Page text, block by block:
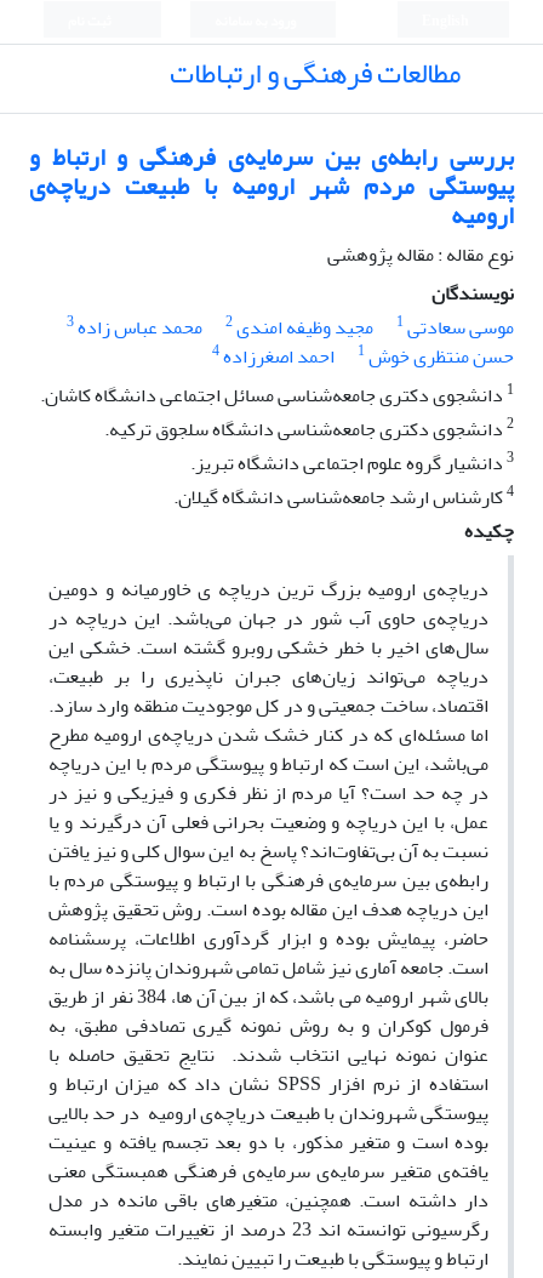
مطالعات فرهنگی و ارتباطات
بررسی رابطه‌ی بین سرمایه‌ی فرهنگی و ارتباط و
پیوستگی مردم شهر ارومیه با طبیعت دریاچه‌ی
ارومیه
نوع مقاله : مقاله پژوهشی
نویسندگان
موسی سعادتی1 مجید وظیفه امندی2 محمد عباس زاده3
حسن منتظری خوش1 احمد اصغرزاده4
1 دانشجوی دکتری جامعه‌شناسی مسائل اجتماعی دانشگاه کاشان.
2دانشجوی دکتری جامعه‌شناسی دانشگاه سلجوق ترکیه.
3دانشیار گروه علوم اجتماعی دانشگاه تبریز.
4کارشناس ارشد جامعه‌شناسی دانشگاه گیلان.
چکیده
دریاچه‌ی ارومیه بزرگ ترین دریاچه ی خاورمیانه و دومین
دریاچه‌ی حاوی آب شور در جهان می‌باشد. این دریاچه در
سال‌های اخیر با خطر خشکی روبرو گشته است. خشکی این
دریاچه می‌تواند زیان‌های جبران ناپذیری را بر طبیعت،
اقتصاد، ساخت جمعیتی و در کل موجودیت منطقه‌ وارد سازد.
اما مسئله‌ای که در کنار خشک شدن دریاچه‌ی ارومیه مطرح
می‌باشد، این است که ارتباط و پیوستگی مردم با این دریاچه
در چه حد است؟ آیا مردم از نظر فکری و فیزیکی و نیز در
عمل، با این دریاچه و وضعیت بحرانی فعلی آن درگیرند و یا
نسبت به آن بی‌تفاوت‌اند؟ پاسخ به این سوال کلی و نیز یافتن
رابطه‌ی بین سرمایه‌ی فرهنگی با ارتباط و پیوستگی مردم با
این دریاچه هدف این مقاله بوده است. روش تحقیق پژوهش
حاضر، پیمایش بوده و ابزار گردآوری اطلاعات، پرسشنامه
است. جامعه آماری نیز شامل تمامی شهروندان پانزده سال به
بالای شهر ارومیه می باشد، که از بین آن ها، 384 نفر از طریق
فرمول کوکران و به روش نمونه گیری تصادفی مطبق، به
عنوان نمونه نهایی انتخاب شدند. نتایج تحقیق حاصله با
استفاده از نرم افزار SPSS نشان داد که میزان ارتباط و
پیوستگی شهروندان با طبیعت دریاچه‌ی ارومیه در حد بالایی
بوده است و متغیر مذکور، با دو بعد تجسم یافته و عینیت
یافته‌ی متغیر سرمایه‌ی سرمایه‌ی فرهنگی همبستگی معنی
دار داشته است. همچنین، متغیرهای باقی مانده در مدل
رگرسیونی توانسته اند 23 درصد از تغییرات متغیر وابسته
ارتباط و پیوستگی با طبیعت را تبیین نمایند.